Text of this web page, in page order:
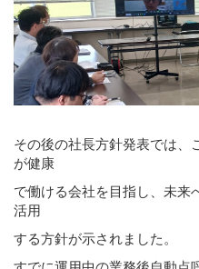
その後の社長方針発表では、
が健康
で働ける会社を目指し、未来
活用
する方針が示されました。